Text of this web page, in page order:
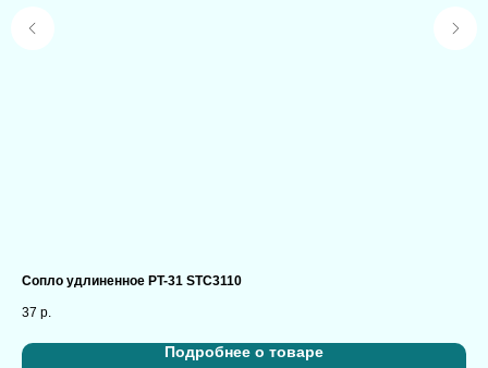
Сопло удлиненное PT-31 STC3110
37 р.
Подробнее о товаре